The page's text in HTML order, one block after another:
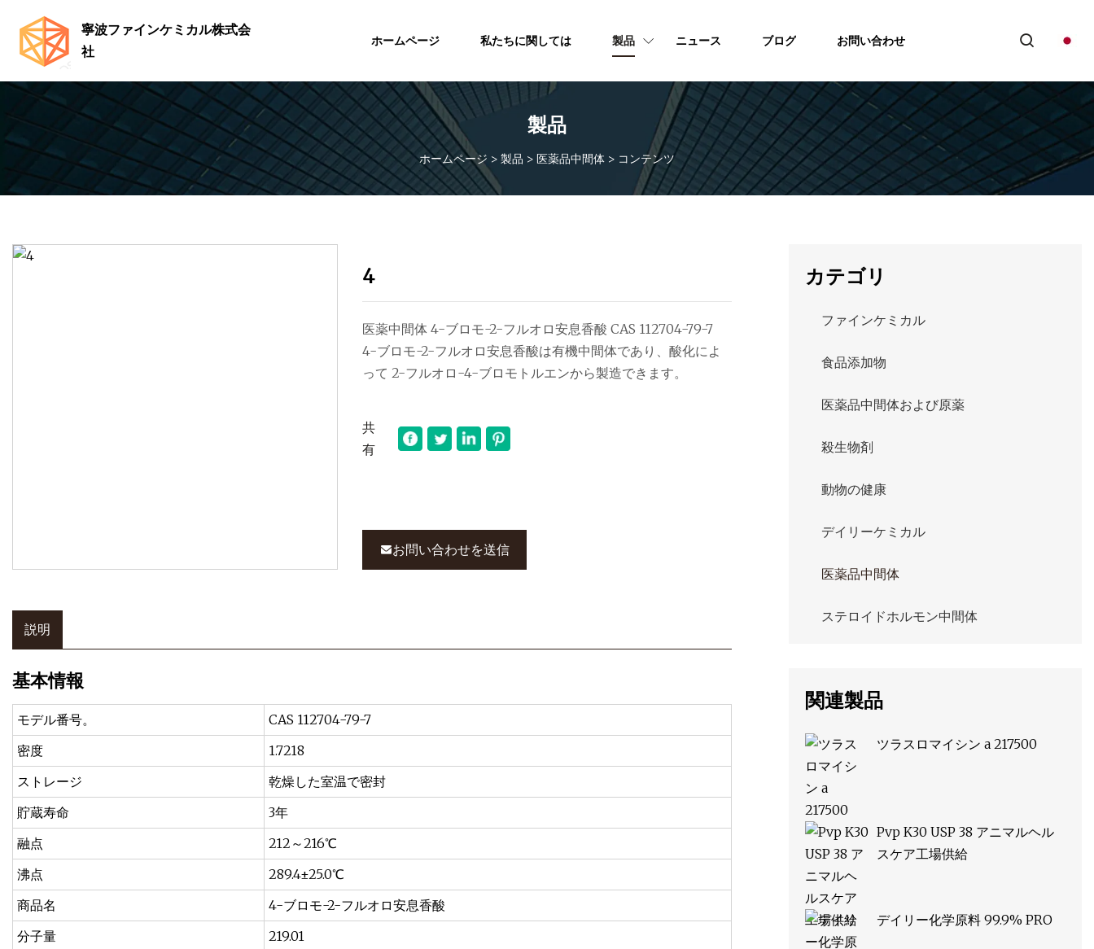
寧波ファインケミカル株式会
社
ホームページ 私たちに関しては 製品 ニュース ブログ お問い合わせ
製品
ホームページ > 製品 > 医薬品中間体 > コンテンツ
4
医薬中間体 4-ブロモ-2-フルオロ安息香酸 CAS 112704-79-7
4-ブロモ-2-フルオロ安息香酸は有機中間体であり、酸化によ
って 2-フルオロ-4-ブロモトルエンから製造できます。
共
有
お問い合わせを送信
説明
基本情報
モデル番号。
CAS 112704-79-7
密度
1.7218
ストレージ
乾燥した室温で密封
貯蔵寿命
3年
融点
212～216℃
沸点
289.4±25.0℃
商品名
4-ブロモ-2-フルオロ安息香酸
分子量
219.01
カテゴリ
ファインケミカル
食品添加物
医薬品中間体および原薬
殺生物剤
動物の健康
デイリーケミカル
医薬品中間体
ステロイドホルモン中間体
関連製品
ツラスロマイシン a 217500
Pvp K30 USP 38 アニマルヘル
スケア工場供給
デイリー化学原料 99.9% PRO